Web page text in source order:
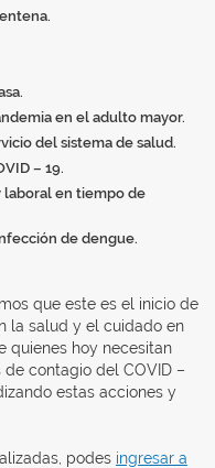
en el adulto mayor.
del sistema de salud.
– 19.
laboral en tiempo de
de dengue.
que este es el inicio de
la salud y el cuidado en
quienes hoy necesitan
contagio del COVID –
estas acciones y
podes ingresar a